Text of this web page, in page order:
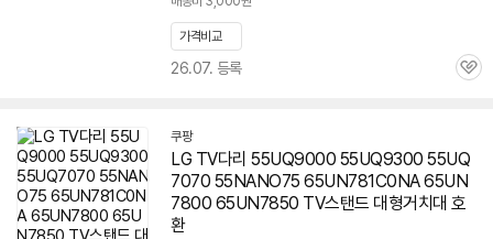
가격비교
26.07. 등록
관
쿠팡
LG TV다리 55UQ9000 55UQ9300 55UQ
7070 55NANO75 65UN781C0NA 65UN
7800 65UN7850 TV스탠드 대형거치대 호
환